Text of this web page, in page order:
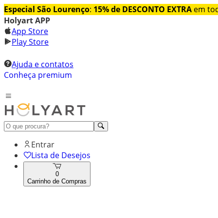
Especial São Lourenço: 15% de DESCONTO EXTRA em
Holyart APP
App Store
Play Store
Ajuda e contatos
Conheça premium
Entrar
Lista de Desejos
0
Carrinho de Compras